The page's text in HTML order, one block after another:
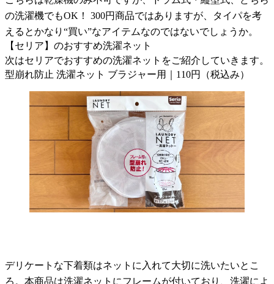
の洗濯機でもOK！ 300円商品ではありますが、タイパを考
えるとかなり“買い”なアイテムなのではないでしょうか。
【セリア】のおすすめ洗濯ネット
次はセリアでおすすめの洗濯ネットをご紹介していきます。
型崩れ防止 洗濯ネット ブラジャー用｜110円（税込み）
デリケートな下着類はネットに入れて大切に洗いたいとこ
ろ。本商品は洗濯ネットにフレームが付いており、洗濯によ